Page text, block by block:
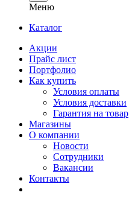
Меню
Каталог
Акции
Прайс лист
Портфолио
Как купить
Условия оплаты
Условия доставки
Гарантия на товар
Магазины
О компании
Новости
Сотрудники
Вакансии
Контакты